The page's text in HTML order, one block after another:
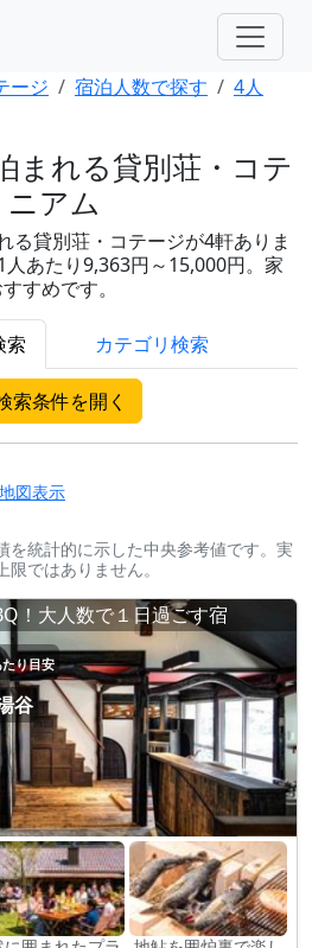
ージ 宿泊人数で探す
4人
まれる貸別荘・コテ
アム
る貸別荘・コテージが4軒ありま
あたり9,363円～15,000円。家
すめです。
索 カテゴリ検索
索条件を開く
地図表示
を統計的に示した中央参考値です。実
ではありません。
！大人数で１日過ごす宿
り目安
谷